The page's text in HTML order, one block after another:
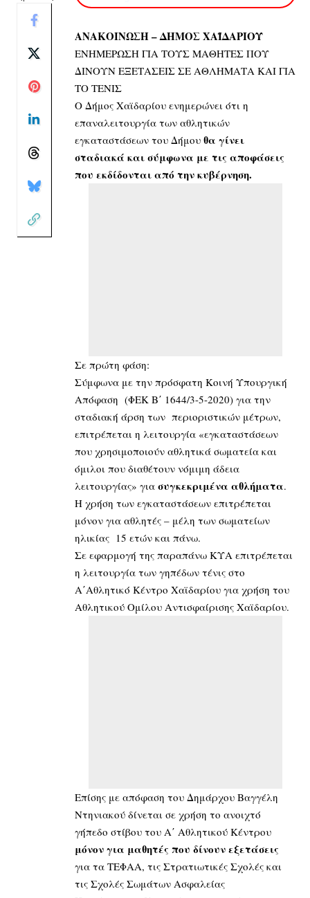
ΑΝΑΚΟΙΝΩΣΗ – ΔΗΜΟΣ ΧΑΪΔΑΡΙΟΥ
ΕΝΗΜΕΡΩΣΗ ΓΙΑ ΤΟΥΣ ΜΑΘΗΤΕΣ ΠΟΥ
ΔΙΝΟΥΝ ΕΞΕΤΑΣΕΙΣ ΣΕ ΑΘΛΗΜΑΤΑ ΚΑΙ ΓΙΑ
ΤΟ ΤΕΝΙΣ
Ο Δήμος Χαϊδαρίου ενημερώνει ότι η
επαναλειτουργία των αθλητικών
εγκαταστάσεων του Δήμου θα γίνει
σταδιακά και σύμφωνα με τις αποφάσεις
που εκδίδονται από την κυβέρνηση.
Σε πρώτη φάση:
Σύμφωνα με την πρόσφατη Κοινή Υπουργική
Απόφαση (ΦΕΚ Β΄ 1644/3-5-2020) για την
σταδιακή άρση των περιοριστικών μέτρων,
επιτρέπεται η λειτουργία «εγκαταστάσεων
που χρησιμοποιούν αθλητικά σωματεία και
όμιλοι που διαθέτουν νόμιμη άδεια
λειτουργίας» για συγκεκριμένα αθλήματα.
Η χρήση των εγκαταστάσεων επιτρέπεται
μόνον για αθλητές – μέλη των σωματείων
ηλικίας 15 ετών και πάνω.
Σε εφαρμογή της παραπάνω ΚΥΑ επιτρέπεται
η λειτουργία των γηπέδων τένις στο
Α΄Αθλητικό Κέντρο Χαϊδαρίου για χρήση του
Αθλητικού Ομίλου Αντισφαίρισης Χαϊδαρίου.
Επίσης με απόφαση του Δημάρχου Βαγγέλη
Ντηνιακού δίνεται σε χρήση το ανοιχτό
γήπεδο στίβου του Α΄ Αθλητικού Κέντρου
μόνον για μαθητές που δίνουν εξετάσεις
για τα ΤΕΦΑΑ, τις Στρατιωτικές Σχολές και
τις Σχολές Σωμάτων Ασφαλείας